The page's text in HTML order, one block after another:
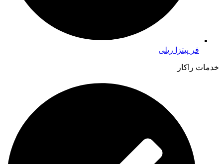
فر پیتزا ریلی
خدمات راکار